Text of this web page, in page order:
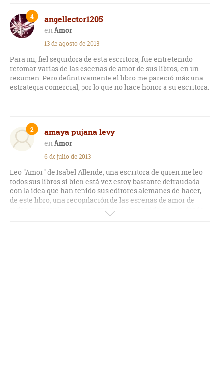
angellector1205
Amor
4
13 de agosto de 2013
Para mi, fiel seguidora de esta escritora, fue entretenido
retomar varias de las escenas de amor de sus libros, en un
resumen. Pero definitivamente el libro me pareció más una
estrategia comercial, por lo que no hace honor a su escritora.
amaya pujana levy
Amor
2
6 de julio de 2013
Leo "Amor" de Isabel Allende, una escritora de quien me leo
todos sus libros si bien está vez estoy bastante defraudada
con la idea que han tenido sus editores alemanes de hacer,
de este libro, una recopilación de las escenas de amor de
todas sus novelas en una especie de recorrido que va desde
el despertar del primer amor, pasando por la pasión y los